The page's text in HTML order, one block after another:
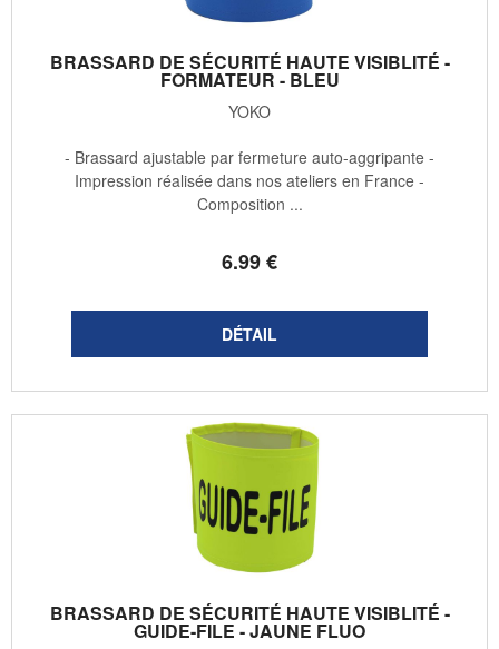
BRASSARD DE SÉCURITÉ HAUTE VISIBLITÉ -
FORMATEUR - BLEU
YOKO
6.99€
- Brassard ajustable par fermeture auto-aggripante -
Impression réalisée dans nos ateliers en France -
Composition ...
BRASSARD DE SÉCURITÉ HAUTE VISIBLITÉ -
GUIDE-FILE - JAUNE FLUO